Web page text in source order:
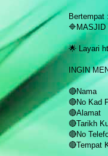
🌟 Layari
INGIN
🔴Nama
🔴No Kad
🔴Alamat
🔴Tarikh
🔴No
🔴Tempat